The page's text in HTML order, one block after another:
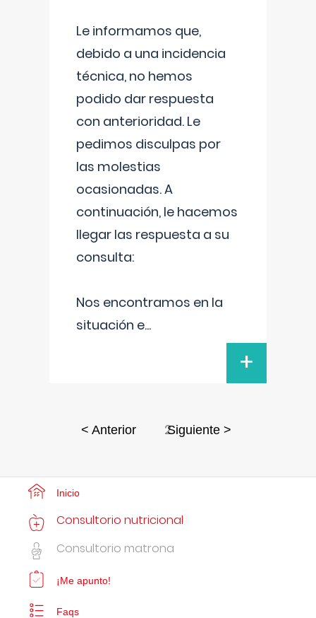
Le informamos que,
debido a una incidencia
técnica, no hemos
podido dar respuesta
con anterioridad. Le
pedimos disculpas por
las molestias
ocasionadas. A
continuación, le hacemos
llegar las respuesta a su
consulta:
Nos encontramos en la
situación e...
+
< Anterior 2Siguiente >
Inicio
Consultorio nutricional
Consultorio matrona
¡Me apunto!
Faqs